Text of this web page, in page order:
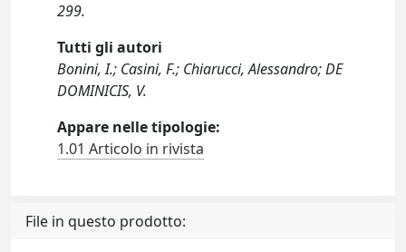
299.
Tutti gli autori
Bonini, I.; Casini, F.; Chiarucci, Alessandro; DE
DOMINICIS, V.
Appare nelle tipologie:
1.01 Articolo in rivista
File in questo prodotto: